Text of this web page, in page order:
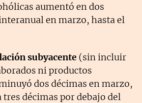
aumentó en dos
en marzo, hasta el
subyacente (sin incluir
ni productos
dos décimas en marzo,
tres décimas por debajo del